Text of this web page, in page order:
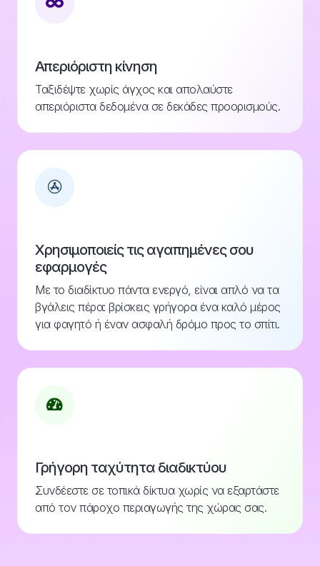
Απεριόριστη κίνηση
Ταξιδέψτε χωρίς άγχος και απολαύστε
απεριόριστα δεδομένα σε δεκάδες προορισμούς.
Χρησιμοποιείς τις αγαπημένες σου
εφαρμογές
Με το διαδίκτυο πάντα ενεργό, είναι απλό να τα
βγάλεις πέρα: βρίσκεις γρήγορα ένα καλό μέρος
για φαγητό ή έναν ασφαλή δρόμο προς το σπίτι.
Γρήγορη ταχύτητα διαδικτύου
Συνδέεστε σε τοπικά δίκτυα χωρίς να εξαρτάστε
από τον πάροχο περιαγωγής της χώρας σας.